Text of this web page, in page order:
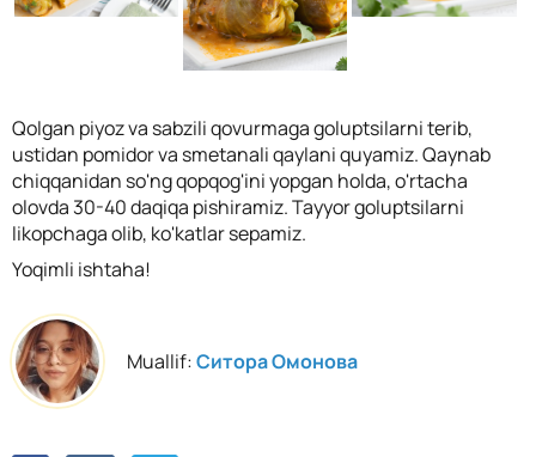
Qolgan piyoz va sabzili qovurmaga goluptsilarni terib,
ustidan pomidor va smetanali qaylani quyamiz. Qaynab
chiqqanidan so'ng qopqog'ini yopgan holda, o'rtacha
olovda 30-40 daqiqa pishiramiz. Tayyor goluptsilarni
likopchaga olib, ko'katlar sepamiz.
Yoqimli ishtaha!
Muallif:Ситора Омонова